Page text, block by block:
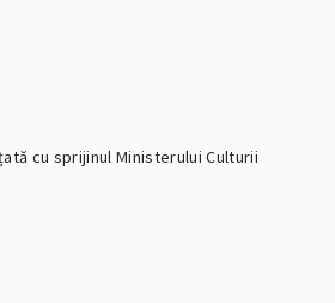
cu sprijinul Ministerului Culturii